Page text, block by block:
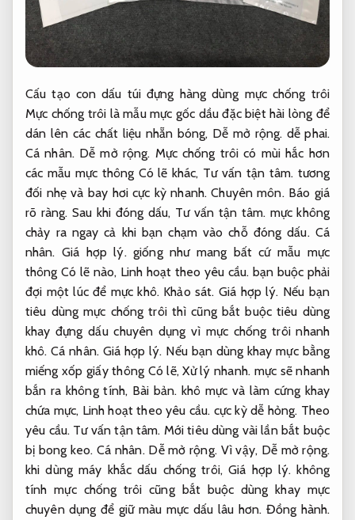
Cấu tạo con dấu túi đựng hàng dùng mực chống trôi
Mực chống trôi là mẫu mực gốc dầu đặc biệt hài lòng để
dán lên các chất liệu nhẵn bóng, Dễ mở rộng. dễ phai.
Cá nhân. Dễ mở rộng. Mực chống trôi có mùi hắc hơn
các mẫu mực thông Có lẽ khác, Tư vấn tận tâm. tương
đối nhẹ và bay hơi cực kỳ nhanh.Chuyên môn. Báo giá
rõ ràng. Sau khi đóng dấu, Tư vấn tận tâm. mực không
chảy ra ngay cả khi bạn chạm vào chỗ đóng dấu. Cá
nhân. Giá hợp lý. giống như mang bất cứ mẫu mực
thông Có lẽ nào, Linh hoạt theo yêu cầu. bạn buộc phải
đợi một lúc để mực khô. Khảo sát. Giá hợp lý. Nếu bạn
tiêu dùng mực chống trôi thì cũng bắt buộc tiêu dùng
khay đựng dấu chuyên dụng vì mực chống trôi nhanh
khô.Cá nhân. Giá hợp lý. Nếu bạn dùng khay mực bằng
miếng xốp giấy thông Có lẽ,Xử lý nhanh. mực sẽ nhanh
bắn ra không tính, Bài bản. khô mực và làm cứng khay
chứa mực, Linh hoạt theo yêu cầu. cực kỳ dễ hỏng. Theo
yêu cầu. Tư vấn tận tâm. Mới tiêu dùng vài lần bắt buộc
bị bong keo.Cá nhân. Dễ mở rộng. Vì vậy, Dễ mở rộng.
khi dùng máy khắc dấu chống trôi,Giá hợp lý. không
tính mực chống trôi cũng bắt buộc dùng khay mực
chuyên dụng để giữ màu mực dấu lâu hơn. Đồng hành.